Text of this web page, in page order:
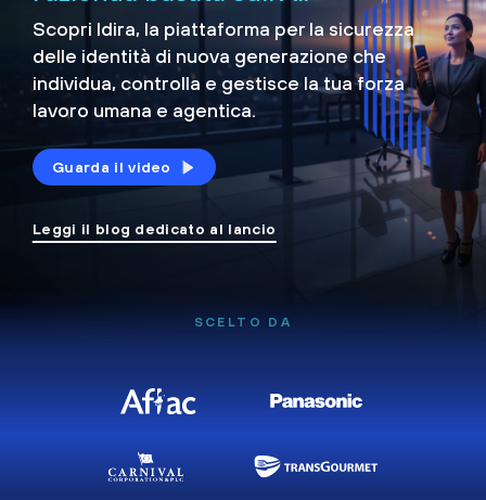
Scopri Idira, la piattaforma per la sicurezza
delle identità di nuova generazione che
individua, controlla e gestisce la tua forza
lavoro umana e agentica.
Guarda il video
Leggi il blog dedicato al lancio
SCELTO DA